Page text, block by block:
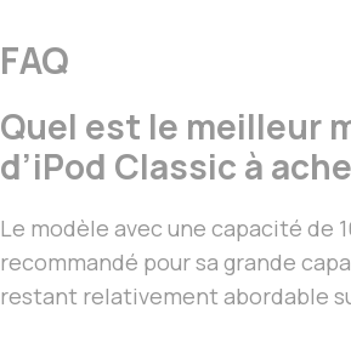
FAQ
Quel est le meilleur
d’iPod Classic à
Le modèle avec une capacité de
recommandé pour sa grande
restant relativement abordable